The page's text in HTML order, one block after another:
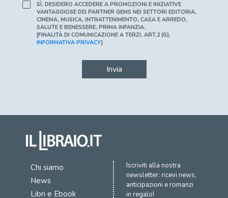
SÌ, DESIDERO ACCEDERE A PROMOZIONI E INIZIATIVE
VANTAGGIOSE DEI PARTNER GEMS NEI SETTORI EDITORIA,
CINEMA, MUSICA, INTRATTENIMENTO, CASA E ARREDO,
SALUTE E BENESSERE, PRIMA INFANZIA.
[FINALITÀ DI COMUNICAZIONE A TERZI, ART.2 (G),
INFORMATIVA PRIVACY]
Invia
Chi siamo
News
Libri e Ebook
Iscriviti alla nostra
newsletter: ricevi news,
anticipazioni e romanzi
in regalo!